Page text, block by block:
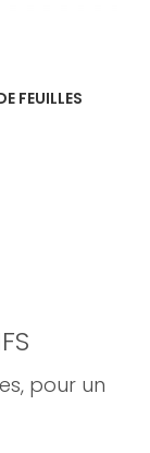
FEUILLES
pour un